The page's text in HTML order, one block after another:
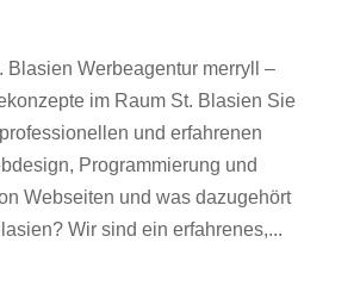
Blasien Werbeagentur merryll –
im Raum St. Blasien Sie
und erfahrenen
Programmierung und
Webseiten und was dazugehört
Wir sind ein erfahrenes,...